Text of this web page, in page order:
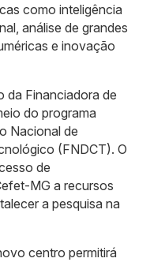
como inteligência
análise de grandes
e inovação
da Financiadora de
do programa
Nacional de
(FNDCT). O
de
MG a recursos
a pesquisa na
centro permitirá